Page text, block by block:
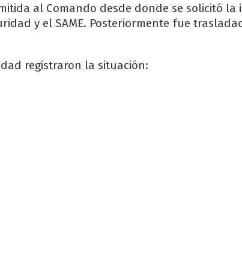
al Comando desde donde se solicitó la
y el SAME. Posteriormente fue
registraron la situación: